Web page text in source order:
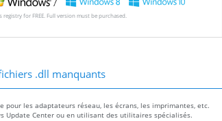
for FREE. Full version must be purchased.
.dll manquants
les adaptateurs réseau, les écrans, les imprimantes, etc.
Update Center ou en utilisant des utilitaires spécialisés.